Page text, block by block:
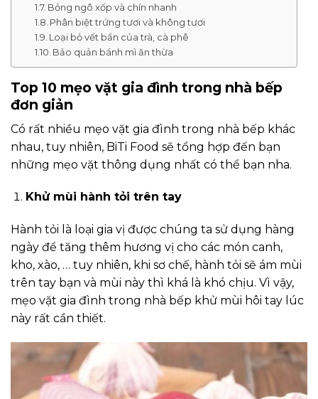
Bỏng ngô xốp và chín nhanh
Phân biệt trứng tươi và không tươi
Loại bỏ vết bẩn của trà, cà phê
Bảo quản bánh mì ăn thừa
Top 10 mẹo vặt gia đình trong nhà bếp
đơn giản
Có rất nhiều mẹo vặt gia đình trong nhà bếp khác
nhau, tuy nhiên, BiTi Food sẽ tổng hợp đến bạn
những mẹo vặt thông dụng nhất có thể bạn nha.
Khử mùi hành tỏi trên tay
Hành tỏi là loại gia vị được chúng ta sử dụng hàng
ngày để tăng thêm hương vị cho các món canh,
kho, xào, … tuy nhiên, khi sơ chế, hành tỏi sẽ ám mùi
trên tay bạn và mùi này thì khá là khó chịu. Vì vậy,
mẹo vặt gia đình trong nhà bếp khử mùi hôi tay lúc
này rất cần thiết.